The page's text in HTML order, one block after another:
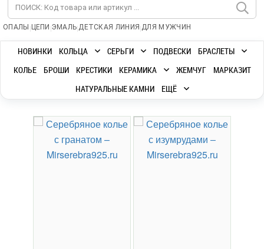
ОПАЛЫ | ЦЕПИ |ЭМАЛЬ|ДЕТСКАЯ ЛИНИЯ |ДЛЯ МУЖЧИН
НОВИНКИ КОЛЬЦА СЕРЬГИ ПОДВЕСКИ
БРАСЛЕТЫ
КОЛЬЕ
БРОШИ КРЕСТИКИ КЕРАМИКА ЖЕМЧУГ
МАРКАЗИТ
НАТУРАЛЬНЫЕ КАМНИ
ЕЩЁ